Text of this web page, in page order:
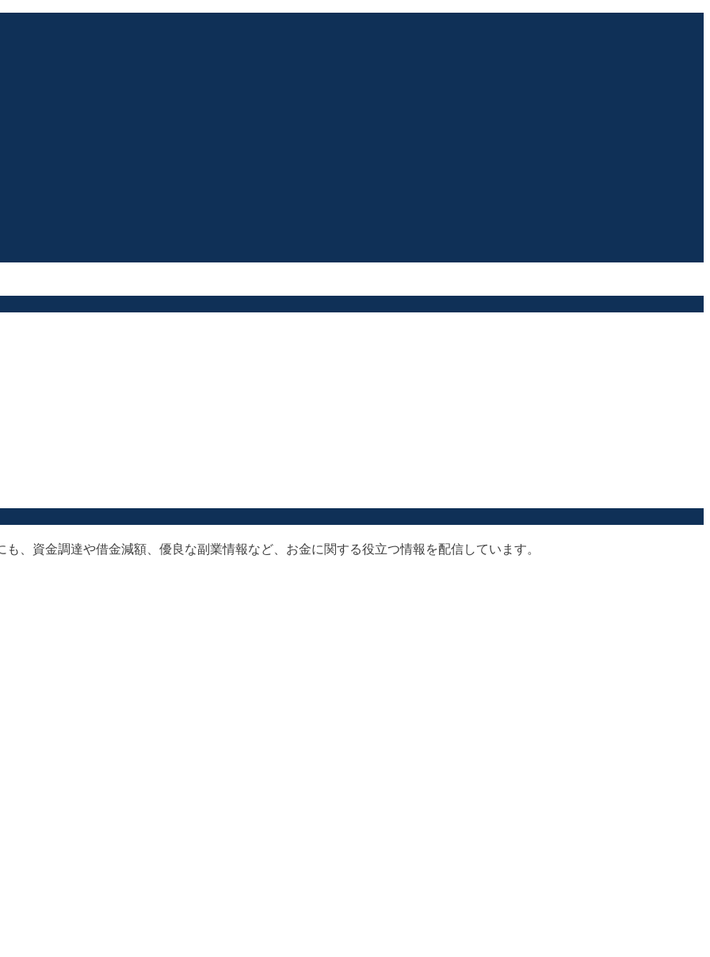
、資金調達や借金減額、優良な副業情報など、お金に関する役立つ情報を配信しています。